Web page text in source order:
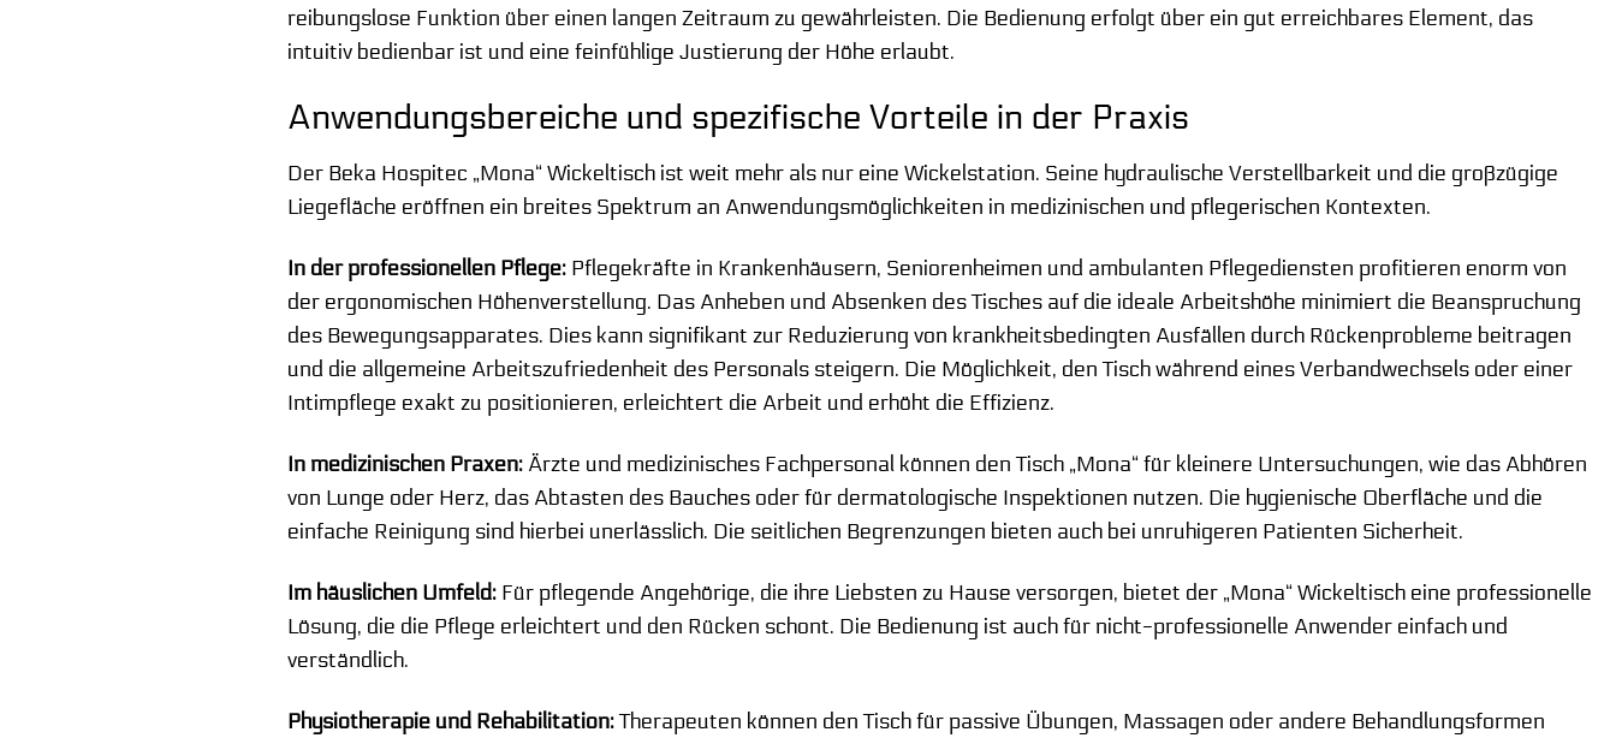
reibungslose Funktion über einen langen Zeitraum zu gewährleisten. Die Bedienung erfolgt über ein gut erreichbares Element, das
intuitiv bedienbar ist und eine feinfühlige Justierung der Höhe erlaubt.
Anwendungsbereiche und spezifische Vorteile in der Praxis
Der Beka Hospitec „Mona“ Wickeltisch ist weit mehr als nur eine Wickelstation. Seine hydraulische Verstellbarkeit und die großzügige
Liegefläche eröffnen ein breites Spektrum an Anwendungsmöglichkeiten in medizinischen und pflegerischen Kontexten.
In der professionellen Pflege: Pflegekräfte in Krankenhäusern, Seniorenheimen und ambulanten Pflegediensten profitieren enorm von
der ergonomischen Höhenverstellung. Das Anheben und Absenken des Tisches auf die ideale Arbeitshöhe minimiert die Beanspruchung
des Bewegungsapparates. Dies kann signifikant zur Reduzierung von krankheitsbedingten Ausfällen durch Rückenprobleme beitragen
und die allgemeine Arbeitszufriedenheit des Personals steigern. Die Möglichkeit, den Tisch während eines Verbandwechsels oder einer
Intimpflege exakt zu positionieren, erleichtert die Arbeit und erhöht die Effizienz.
In medizinischen Praxen: Ärzte und medizinisches Fachpersonal können den Tisch „Mona“ für kleinere Untersuchungen, wie das Abhören
von Lunge oder Herz, das Abtasten des Bauches oder für dermatologische Inspektionen nutzen. Die hygienische Oberfläche und die
einfache Reinigung sind hierbei unerlässlich. Die seitlichen Begrenzungen bieten auch bei unruhigeren Patienten Sicherheit.
Im häuslichen Umfeld: Für pflegende Angehörige, die ihre Liebsten zu Hause versorgen, bietet der „Mona“ Wickeltisch eine professionelle
Lösung, die die Pflege erleichtert und den Rücken schont. Die Bedienung ist auch für nicht-professionelle Anwender einfach und
verständlich.
Physiotherapie und Rehabilitation:Therapeuten können den Tisch für passive Übungen, Massagen oder andere Behandlungsformen